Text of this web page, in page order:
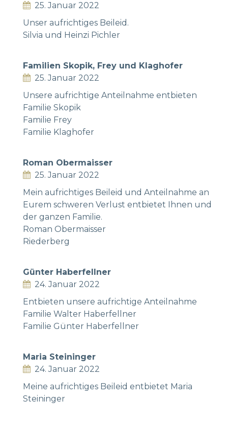
25. Januar 2022
Unser aufrichtiges Beileid.
Silvia und Heinzi Pichler
Familien Skopik, Frey und Klaghofer
25. Januar 2022
Unsere aufrichtige Anteilnahme entbieten
Familie Skopik
Familie Frey
Familie Klaghofer
Roman Obermaisser
25. Januar 2022
Mein aufrichtiges Beileid und Anteilnahme an
Eurem schweren Verlust entbietet Ihnen und
der ganzen Familie.
Roman Obermaisser
Riederberg
Günter Haberfellner
24. Januar 2022
Entbieten unsere aufrichtige Anteilnahme
Familie Walter Haberfellner
Familie Günter Haberfellner
Maria Steininger
24. Januar 2022
Meine aufrichtiges Beileid entbietet Maria
Steininger